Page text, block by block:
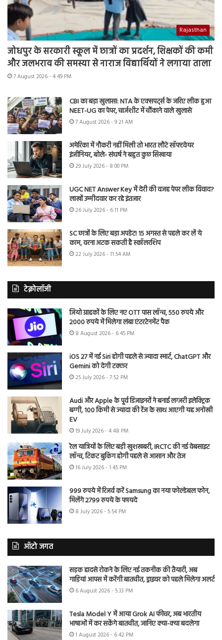
Rajasthan
जोधपुर के सरकारी स्कूल में छात्रों का प्रदर्शन, शिक्षकों की कमी
और जलभराव की समस्या से नाराज विद्यार्थियों ने लगाया ताला
7 August 2026 - 4:49 PM
CBI का बड़ा खुलासा: NTA के एक्सपर्ट्स के जरिए लीक हुआ
NEET-UG का पेपर, चार्जशीट में चौंकाने वाले खुलासे
7 August 2026 - 9:21 AM
अमेरिका में नौकरी नहीं मिली तो भारत लौटे सॉफ्टवेयर
इंजीनियर, बोले- संघर्ष ने बहुत कुछ सिखाया
29 July 2026 - 8:00 PM
UGC NET Answer Key में देरी की वजह पेपर लीक विवाद?
लाखों उम्मीदवार कर रहे इंतजार
26 July 2026 - 6:11 PM
SC छात्रों के लिए बड़ा अपडेट! 15 अगस्त से पहले कर लें ये
काम, वरना अटक सकती है स्कॉलरशिप
22 July 2026 - 11:54 AM
टेक्नोलॉजी
जियो ग्राहकों के लिए नए OTT पास लॉन्च, 550 रुपये और
2000 रुपये में मिलेगा लंबा एंटरटेनमेंट पैक
8 August 2026 - 6:45 PM
iOS 27 में नई Siri होगी पहले से ज्यादा स्मार्ट, ChatGPT और
Gemini को देगी टक्कर
25 July 2026 - 7:52 PM
Audi और Apple के पूर्व डिजाइनरों ने बनाई लग्जरी इलेक्ट्रिक
बग्गी, 100 किमी से ज्यादा की रेंज के साथ आएगी यह अनोखी
EV
19 July 2026 - 4:48 PM
रेल यात्रियों के लिए बड़ी खुशखबरी, IRCTC की नई वेबसाइट
लॉन्च, टिकट बुकिंग होगी पहले से आसान और तेज
16 July 2026 - 1:45 PM
999 रुपये में रिजर्व करें Samsung का नया फोल्डेबल फोन,
मिलेंगे 2799 रुपये के फायदे
8 July 2026 - 5:54 PM
ऑटो जगत
सड़क हादसे रोकने के लिए नई तकनीक की तैयारी, अब
गाड़ियां आपस में करेंगी बातचीत, ड्राइवर को पहले मिलेगा अलर्ट
6 August 2026 - 5:33 PM
Tesla Model Y में आया Grok AI फीचर, अब भारतीय
भाषाओं में कर सकेंगे बातचीत, जानिए क्या-क्या बदलेगा
1 August 2026 - 6:42 PM